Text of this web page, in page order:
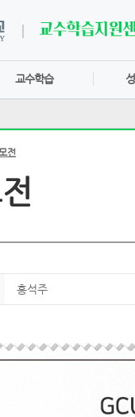
교수학습
전
홍석주